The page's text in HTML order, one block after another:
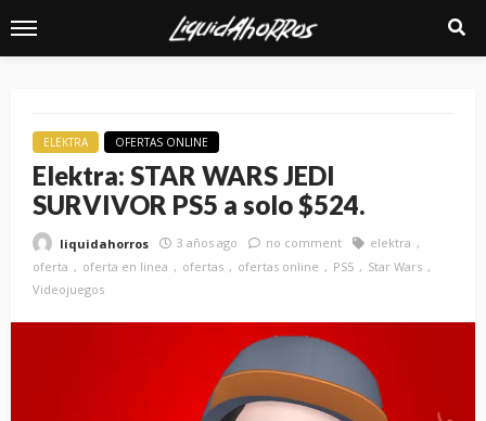
ELEKTRA OFERTAS ONLINE
Elektra: STAR WARS JEDI
SURVIVOR PS5 a solo $524.
liquidahorros 3 años ago no comment
elektra
oferta
oferta en linea ofertas ofertas online PS5
Star Wars
Videojuegos